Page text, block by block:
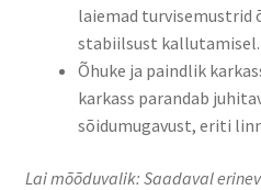
laiemad turvisemustrid
stabiilsust kallutamisel.​
Õhuke ja paindlik
karkass parandab
sõidumugavust, eriti
Lai mõõduvalik: Saadaval